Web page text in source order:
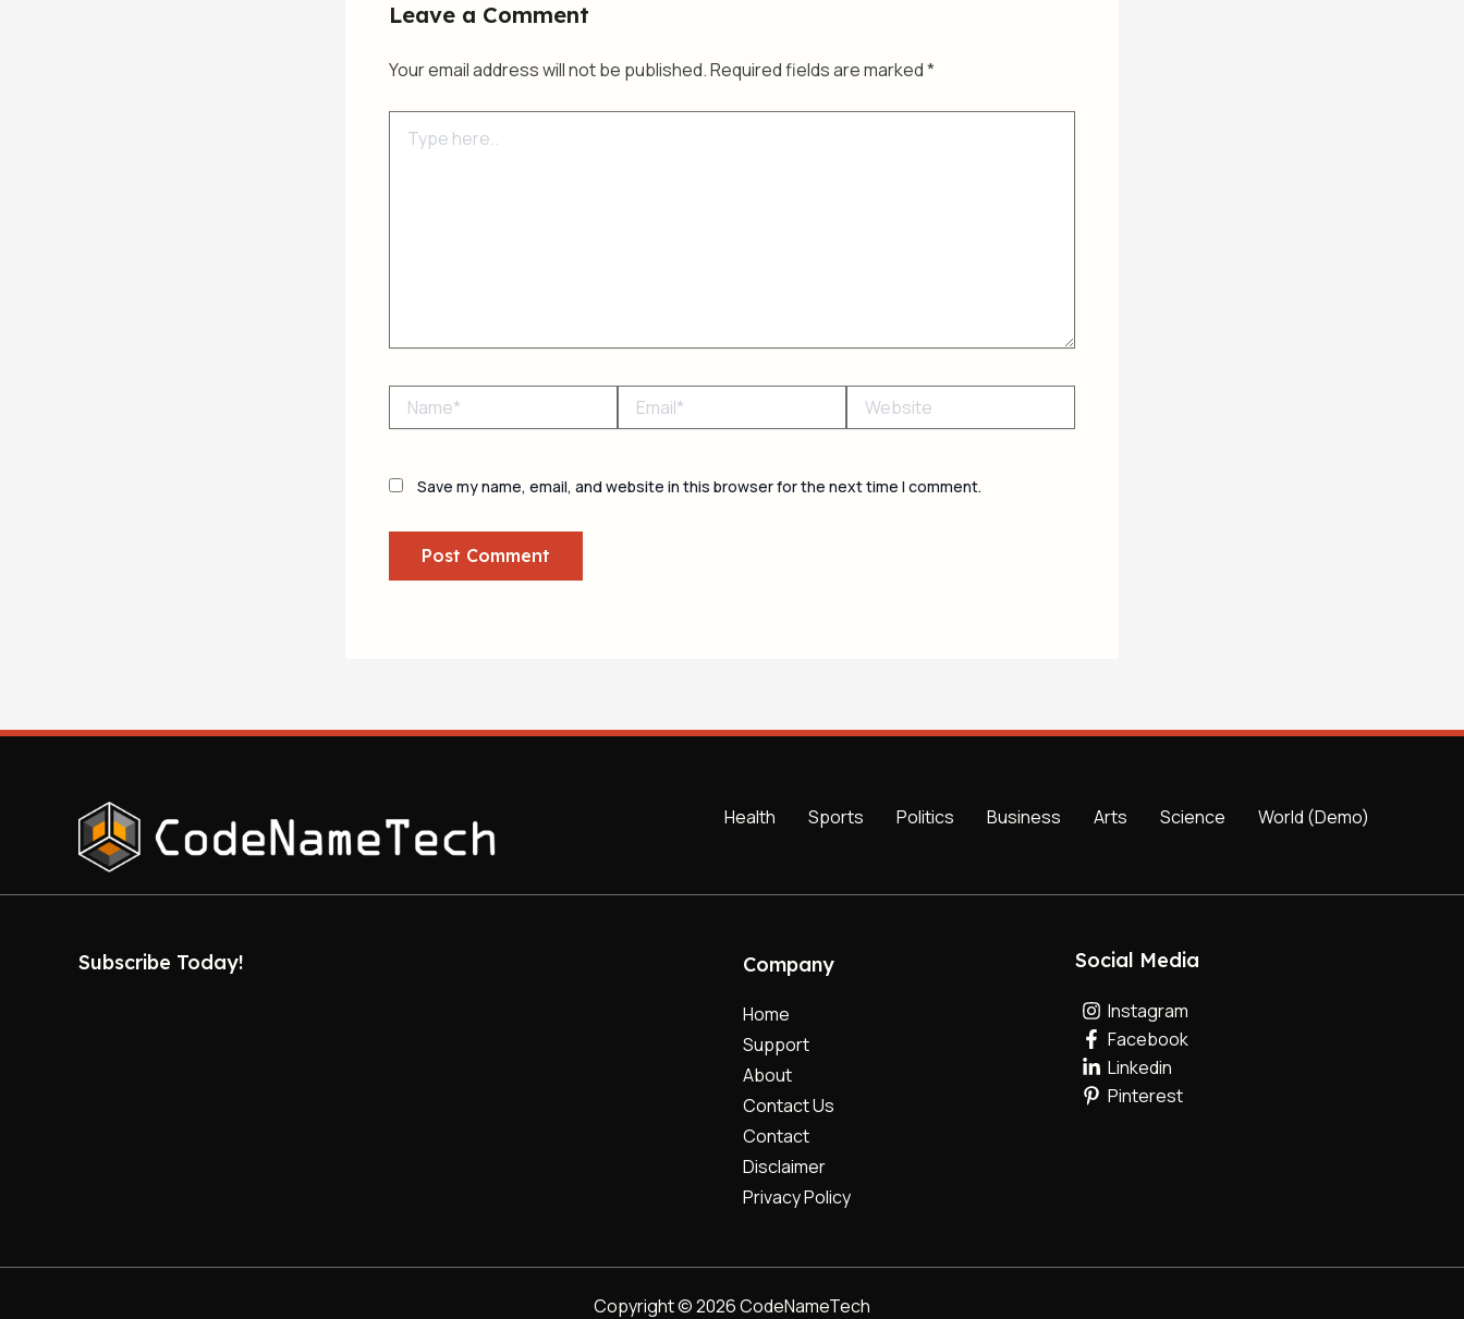
Leave a Comment
Your email address will not be published.Required fields are marked*
here..
Save my name, email, and website in this browser for the next time I comment.
Health Sports Politics Business Arts Science World (Demo)
Subscribe Today! Company
Home
Support
About
Contact Us
Contact
Disclaimer
Privacy Policy
Social Media
Instagram
Facebook
Linkedin
Pinterest
Copyright © 2026 CodeNameTech